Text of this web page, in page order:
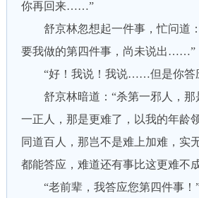
你再回来……”
舒京林忽想起一件事，忙问道：
要我做的第四件事，尚未说出……”
“好！我说！我说……但是你答
舒京林暗道：“杀第一邪人，那
一正人，那是更难了，以我的年龄
同道百人，那岂不是难上加难，实
都能答应，难道还有事比这更难
“老前辈，我答应您第四件事！